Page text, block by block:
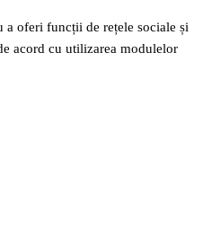
oferi funcții de rețele sociale și
acord cu utilizarea modulelor